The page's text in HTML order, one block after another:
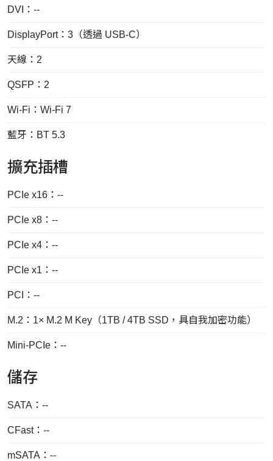
DVI：--
DisplayPort：3（透過 USB-C）
天線：2
QSFP：2
Wi-Fi：Wi-Fi 7
藍牙：BT 5.3
擴充插槽
PCIe x16：--
PCIe x8：--
PCIe x4：--
PCIe x1：--
PCI：--
M.2：1× M.2 M Key（1TB / 4TB SSD，具自我加密功能）
Mini-PCIe：--
儲存
SATA：--
CFast：--
mSATA：--